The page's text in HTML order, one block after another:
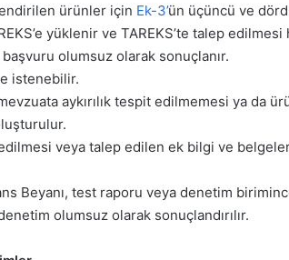
ürünler için Ek-3’ün üçüncü ve
yüklenir ve TAREKS’te talep
olumsuz olarak sonuçlanır.
istenebilir.
aykırılık tespit edilmemesi ya da
veya talep edilen ek bilgi ve
Beyanı, test raporu veya denetim
olumsuz olarak sonuçlandırılır.